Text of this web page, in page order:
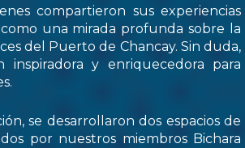
compartieron sus experiencias
como una mirada profunda sobre la
del Puerto de Chancay. Sin duda,
inspiradora y enriquecedora para
se desarrollaron dos espacios de
por nuestros miembros Bichara